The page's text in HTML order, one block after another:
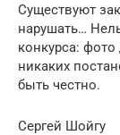
Существуют
нарушать…
конкурса:
никаких
быть честно.
Сергей Шойгу